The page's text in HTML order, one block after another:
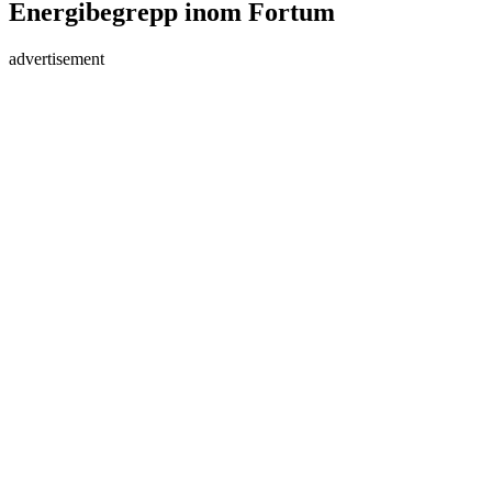
Energibegrepp inom Fortum
advertisement